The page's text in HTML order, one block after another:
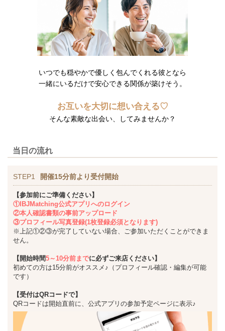
いつでも穏やかで優しく包んでくれる彼となら
一緒にいるだけで安心できる関係が築けそう。
お互いを大切に想い合える♡
そんな素敵な出会い、してみませんか？
当日の流れ
STEP1 開催15分前より受付開始
【参加前にご準備ください】
①IBJMatching公式アプリへのログイン
②本人確認書類の事前アップロード
③プロフィール写真登録(1枚登録必須となります)
※上記①②③が完了していない場合、ご参加いただくことができま
せん。
【開始時間5～10分前までに必ずご来店ください】
初めての方は15分前がオススメ♪（プロフィール確認・編集が可能
です）
【受付はQRコードで】
QRコードは開始直前に、公式アプリの参加予定ページに表示♪